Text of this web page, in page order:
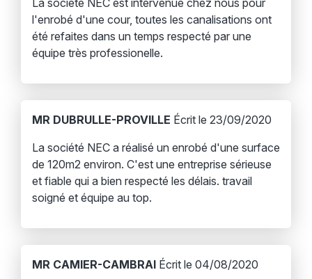
La société NEC est intervenue chez nous pour
l'enrobé d'une cour, toutes les canalisations ont
été refaites dans un temps respecté par une
équipe très professionelle.
MR DUBRULLE-PROVILLE Écrit le 23/09/2020
La société NEC a réalisé un enrobé d'une surface
de 120m2 environ. C'est une entreprise sérieuse
et fiable qui a bien respecté les délais. travail
soigné et équipe au top.
MR CAMIER-CAMBRAI Écrit le 04/08/2020